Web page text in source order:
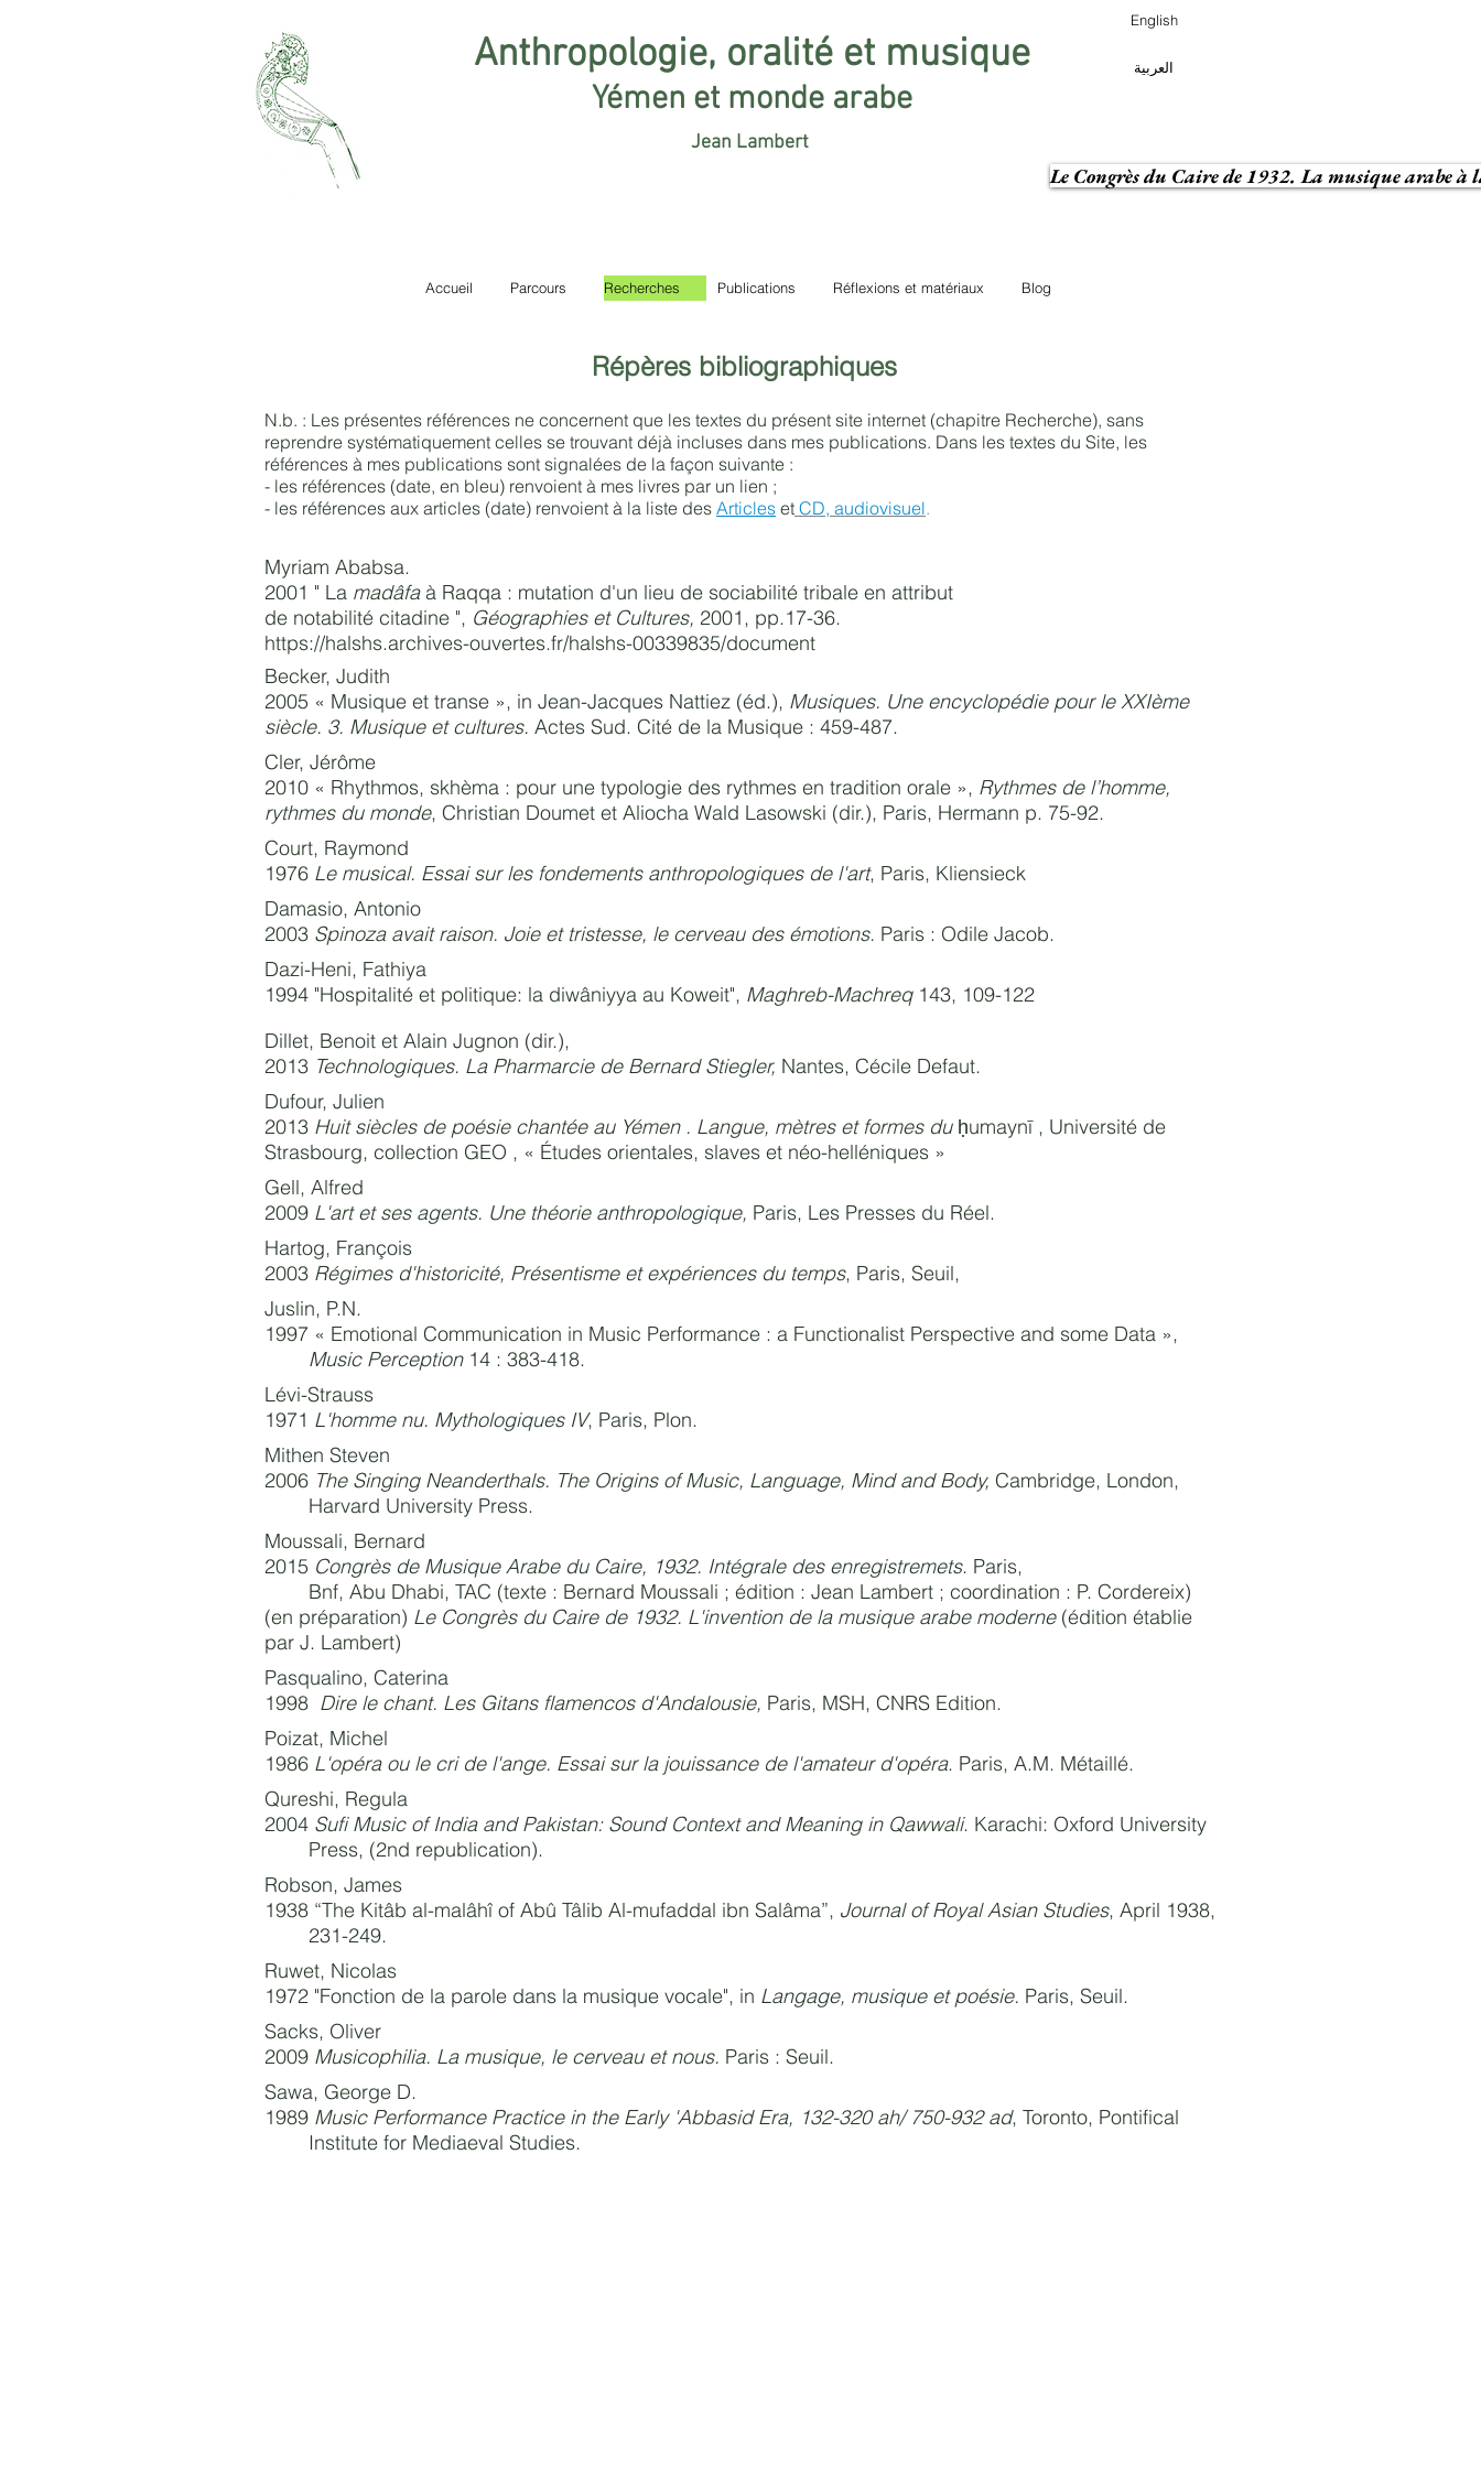
Anthropologie, oralité et musique
Yémen et monde arabe
Jean Lambert
English
العربية
Le Congrès du Caire de 1932. La musique arabe
Accueil Parcours Recherches Publications Réflexions et matériaux Blog
Répères bibliographiques
N.b. : Les présentes références ne concernent que les textes du présent site internet (chapitre Recherche), sans
reprendre systématiquement celles se trouvant déjà incluses dans mes publications. Dans les textes du Site, les
références à mes publications sont signalées de la façon suivante :
- les références (date, en bleu) renvoient à mes livres par un lien ;
- les références aux articles (date) renvoient à la liste des Articles et CD, audiovisuel.
Myriam Ababsa.
2001 " La madâfaà Raqqa : mutation d'un lieu de sociabilité tribale en attribut
de notabilité citadine ", Géographies et Cultures, 2001, pp.17-36.
https://halshs.archives-ouvertes.fr/halshs-00339835/document
Becker, Judith
2005 « Musique et transe », in Jean-Jacques Nattiez (éd.), Musiques. Une encyclopédie pour le XXIème
siècle. 3. Musique et cultures. Actes Sud. Cité de la Musique : 459-487.
Cler, Jérôme
2010 « Rhythmos, skhèma : pour une typologie des rythmes en tradition orale », Rythmes de l’homme,
rythmes du monde, Christian Doumet et Aliocha Wald Lasowski (dir.), Paris, Hermann p. 75-92.
Court, Raymond
1976 Le musical. Essai sur les fondements anthropologiques de l'art, Paris, Kliensieck
Damasio, Antonio
2003 Spinoza avait raison. Joie et tristesse, le cerveau des émotions. Paris : Odile Jacob.
Dazi-Heni, Fathiya
1994 "Hospitalité et politique: la diwâniyya au Koweit", Maghreb-Machreq 143, 109-122
Dillet, Benoit et Alain Jugnon (dir.),
2013 Technologiques. La Pharmarcie de Bernard Stiegler, Nantes, Cécile Defaut.
Dufour, Julien
2013 Huit siècles de poésie chantée au Yémen . Langue, mètres et formes duḥumaynī , Université de
Strasbourg, collection GEO , « Études orientales, slaves et néo-helléniques »
Gell, Alfred
2009 L'art et ses agents. Une théorie anthropologique, Paris, Les Presses du Réel.
Hartog, François
2003 Régimes d'historicité, Présentisme et expériences du temps, Paris, Seuil,
Juslin, P.N.
1997 « Emotional Communication in Music Performance : a Functionalist Perspective and some Data »,
Music Perception 14 : 383-418.
Lévi-Strauss
1971 L'homme nu. Mythologiques IV, Paris, Plon.
Mithen Steven
2006 The Singing Neanderthals. The Origins of Music, Language, Mind and Body, Cambridge, London,
Harvard University Press.
Moussali, Bernard
2015 Congrès de Musique Arabe du Caire, 1932. Intégrale des enregistremets. Paris,
Bnf, Abu Dhabi, TAC (texte : Bernard Moussali ; édition : Jean Lambert ; coordination : P. Cordereix)
(en préparation) Le Congrès du Caire de 1932. L'invention de la musique arabe moderne(édition établie
par J. Lambert)
Pasqualino, Caterina
1998 Dire le chant. Les Gitans flamencos d'Andalousie, Paris, MSH, CNRS Edition.
Poizat, Michel
1986 L'opéra ou le cri de l'ange. Essai sur la jouissance de l'amateur d'opéra. Paris, A.M. Métaillé.
Qureshi, Regula
2004 Sufi Music of India and Pakistan: Sound Context and Meaning in Qawwali. Karachi: Oxford University
Press, (2nd republication).
Robson, James
1938 “The Kitâb al-malâhî of Abû Tâlib Al-mufaddal ibn Salâma”, Journal of Royal Asian Studies, April 1938,
231-249.
Ruwet, Nicolas
1972 "Fonction de la parole dans la musique vocale", in Langage, musique et poésie. Paris, Seuil.
Sacks, Oliver
2009 Musicophilia. La musique, le cerveau et nous. Paris : Seuil.
Sawa, George D.
1989 Music Performance Practice in the Early 'Abbasid Era, 132-320 ah/ 750-932 ad, Toronto, Pontifical
Institute for Mediaeval Studies.